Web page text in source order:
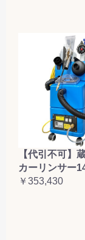
【代引不可】
カーリンサー
￥353,430